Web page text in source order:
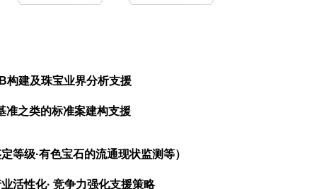
构建及珠宝业界分析支援
准之类的标准案建构支援
等级·有色宝石的流通现状监测等）
活性化· 竞争力强化支援策略